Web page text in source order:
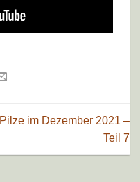
Pilze im Dezember 2021 –
Teil 7